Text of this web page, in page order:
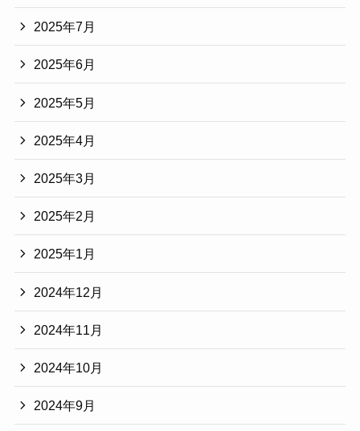
2025年7月
2025年6月
2025年5月
2025年4月
2025年3月
2025年2月
2025年1月
2024年12月
2024年11月
2024年10月
2024年9月